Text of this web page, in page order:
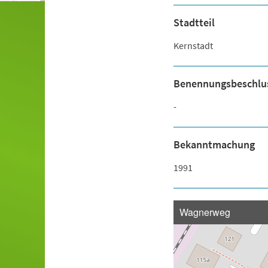
Stadtteil
Kernstadt
-
Bekanntmachung
1991
Wagnerweg